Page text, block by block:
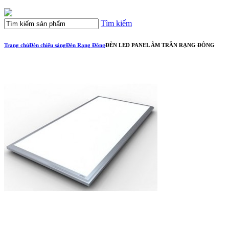
Tìm kiếm
Trang chủĐèn chiếu sángĐèn Rạng ĐôngĐÈN LED PANEL ÂM TRẦN RẠNG ĐÔNG